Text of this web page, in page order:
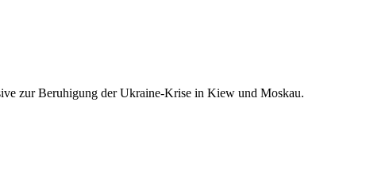
zur Beruhigung der Ukraine-Krise in Kiew und Moskau.